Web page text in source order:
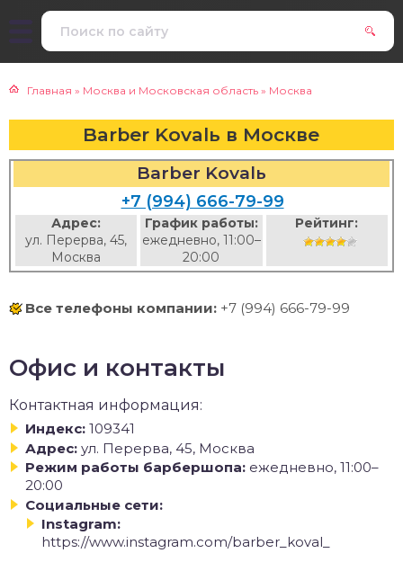
Главная » Москва и Московская область » Москва
Barber Kovalь в Москве
Barber Kovalь
+7 (994) 666-79-99
Адрес:
ул. Перерва, 45,
Москва
График работы:
ежедневно, 11:00–
20:00
Рейтинг:
Все телефоны компании: +7 (994) 666-79-99
Офис и контакты
Контактная информация:
Индекс: 109341
Адрес: ул. Перерва, 45, Москва
Режим работы барбершопа: ежедневно, 11:00–
20:00
Социальные сети:
Instagram:
https://www.instagram.com/barber_koval_